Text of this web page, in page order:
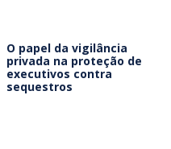
O papel da vigilância
privada na proteção de
executivos contra
sequestros